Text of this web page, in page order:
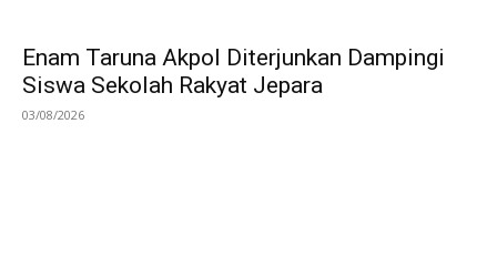
Enam Taruna Akpol Diterjunkan Dampingi
Siswa Sekolah Rakyat Jepara
03/08/2026